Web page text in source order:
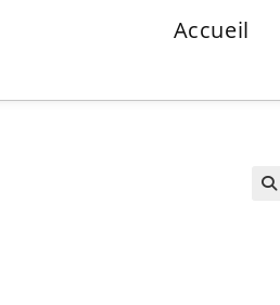
Accueil